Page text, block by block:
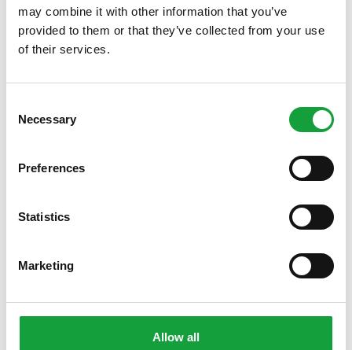
may combine it with other information that you’ve
provided to them or that they’ve collected from your use
of their services.
Selection
Necessary
Preferences
Statistics
Marketing
Allow all
Identità golose Milano Hub
ISCRIVITI ALLA NEWSLETTER
Resta aggiornato su tutte le ultime novita nel campo